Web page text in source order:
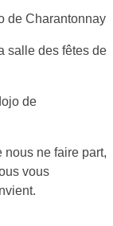
de Charantonnay
salle des fêtes de
de
nous ne faire part,
vous